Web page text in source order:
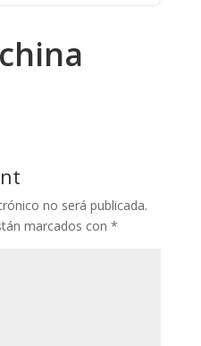
no será publicada.
marcados con *